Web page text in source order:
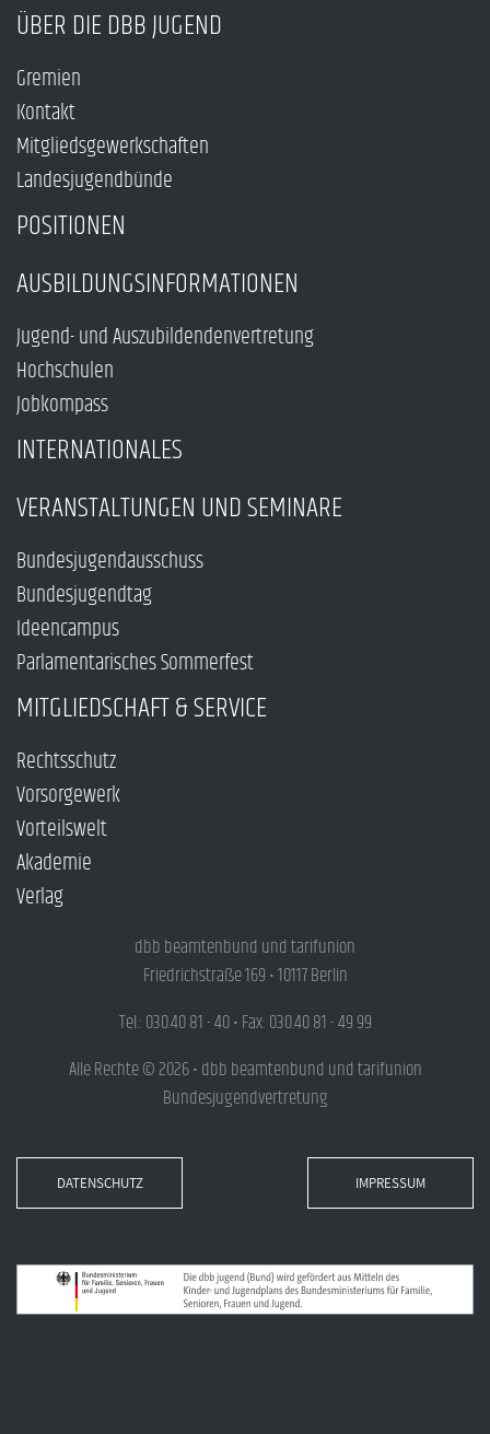
ÜBER DIE DBB JUGEND
Gremien
Kontakt
Mitgliedsgewerkschaften
Landesjugendbünde
POSITIONEN
AUSBILDUNGSINFORMATIONEN
Jugend- und Auszubildendenvertretung
Hochschulen
Jobkompass
INTERNATIONALES
VERANSTALTUNGEN UND SEMINARE
Bundesjugendausschuss
Bundesjugendtag
Ideencampus
Parlamentarisches Sommerfest
MITGLIEDSCHAFT & SERVICE
Rechtsschutz
Vorsorgewerk
Vorteilswelt
Akademie
Verlag
dbb beamtenbund und tarifunion
Friedrichstraße 169 • 10117 Berlin
Tel.: 030.40 81 - 40 • Fax: 030.40 81 - 49 99
Alle Rechte © 2026 • dbb beamtenbund und tarifunion
Bundesjugendvertretung
DATENSCHUTZ IMPRESSUM